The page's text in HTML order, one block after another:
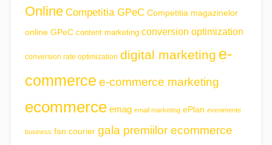
Online Competitia GPeC Competitia magazinelor
online GPeC content marketing conversion optimization
conversion rate optimization digital marketing e-
commerce e-commerce marketing
ecommerce emag email marketing ePlan evenimente
business fan courier gala premiilor ecommerce